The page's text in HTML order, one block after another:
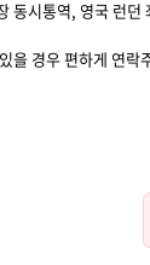
동시통역, 영국 런
을 경우 편하게 연락